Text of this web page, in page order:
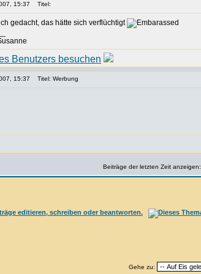
15:37 Titel:
gedacht, das hätte sich verflüchtigt
15:37 Titel: Werbung
Beiträge der letzten Zeit anzeigen:
Gehe zu: